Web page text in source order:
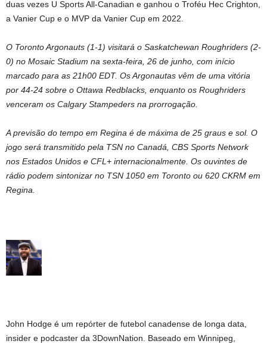
duas vezes U Sports All-Canadian e ganhou o Troféu Hec Crighton,
a Vanier Cup e o MVP da Vanier Cup em 2022.
O Toronto Argonauts (1-1) visitará o Saskatchewan Roughriders (2-
0) no Mosaic Stadium na sexta-feira, 26 de junho, com início
marcado para as 21h00 EDT. Os Argonautas vêm de uma vitória
por 44-24 sobre o Ottawa Redblacks, enquanto os Roughriders
venceram os Calgary Stampeders na prorrogação.
A previsão do tempo em Regina é de máxima de 25 graus e sol. O
jogo será transmitido pela TSN no Canadá, CBS Sports Network
nos Estados Unidos e CFL+ internacionalmente. Os ouvintes de
rádio podem sintonizar no TSN 1050 em Toronto ou 620 CKRM em
Regina.
John Hodge é um repórter de futebol canadense de longa data,
insider e podcaster da 3DownNation. Baseado em Winnipeg,